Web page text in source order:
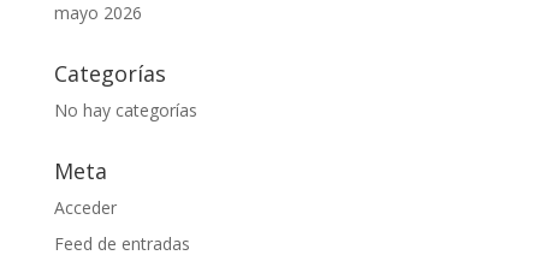
mayo 2026
Categorías
No hay categorías
Meta
Acceder
Feed de entradas